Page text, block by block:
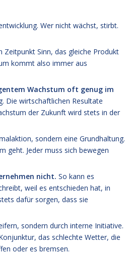
Wer nicht wächst, stirbt.
Zeitpunkt Sinn, das gleiche Produkt
kommt also immer aus
Wachstum oft genug im
Die wirtschaftlichen Resultate
der Zukunft wird stets in der
sondern eine Grundhaltung.
geht. Jeder muss sich bewegen
nicht. So kann es
weil es entschieden hat, in
dafür sorgen, dass sie
sondern durch interne Initiative.
das schlechte Wetter, die
oder es bremsen.